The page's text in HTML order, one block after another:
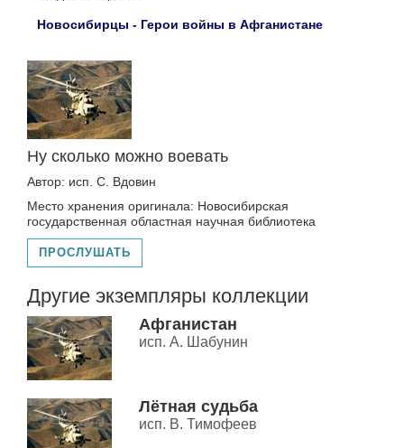
Новосибирцы - Герои войны в Афганистане
Ну сколько можно воевать
Автор: исп. С. Вдовин
Место хранения оригинала: Новосибирская
государственная областная научная библиотека
ПРОСЛУШАТЬ
Другие экземпляры коллекции
Афганистан
исп. А. Шабунин
Лётная судьба
исп. В. Тимофеев